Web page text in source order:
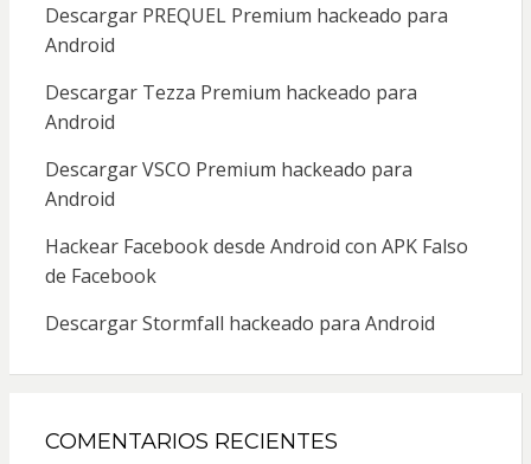
Descargar PREQUEL Premium hackeado para
Android
Descargar Tezza Premium hackeado para
Android
Descargar VSCO Premium hackeado para
Android
Hackear Facebook desde Android con APK Falso
de Facebook
Descargar Stormfall hackeado para Android
COMENTARIOS RECIENTES